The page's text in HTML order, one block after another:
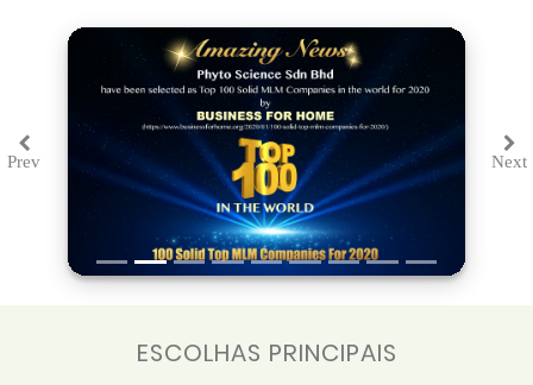
PrevPrevious Next
ESCOLHAS PRINCIPAIS